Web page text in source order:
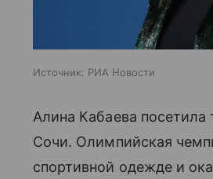
Источник: РИА Новости
Алина Кабаева посетила
Сочи. Олимпийская
спортивной одежде и